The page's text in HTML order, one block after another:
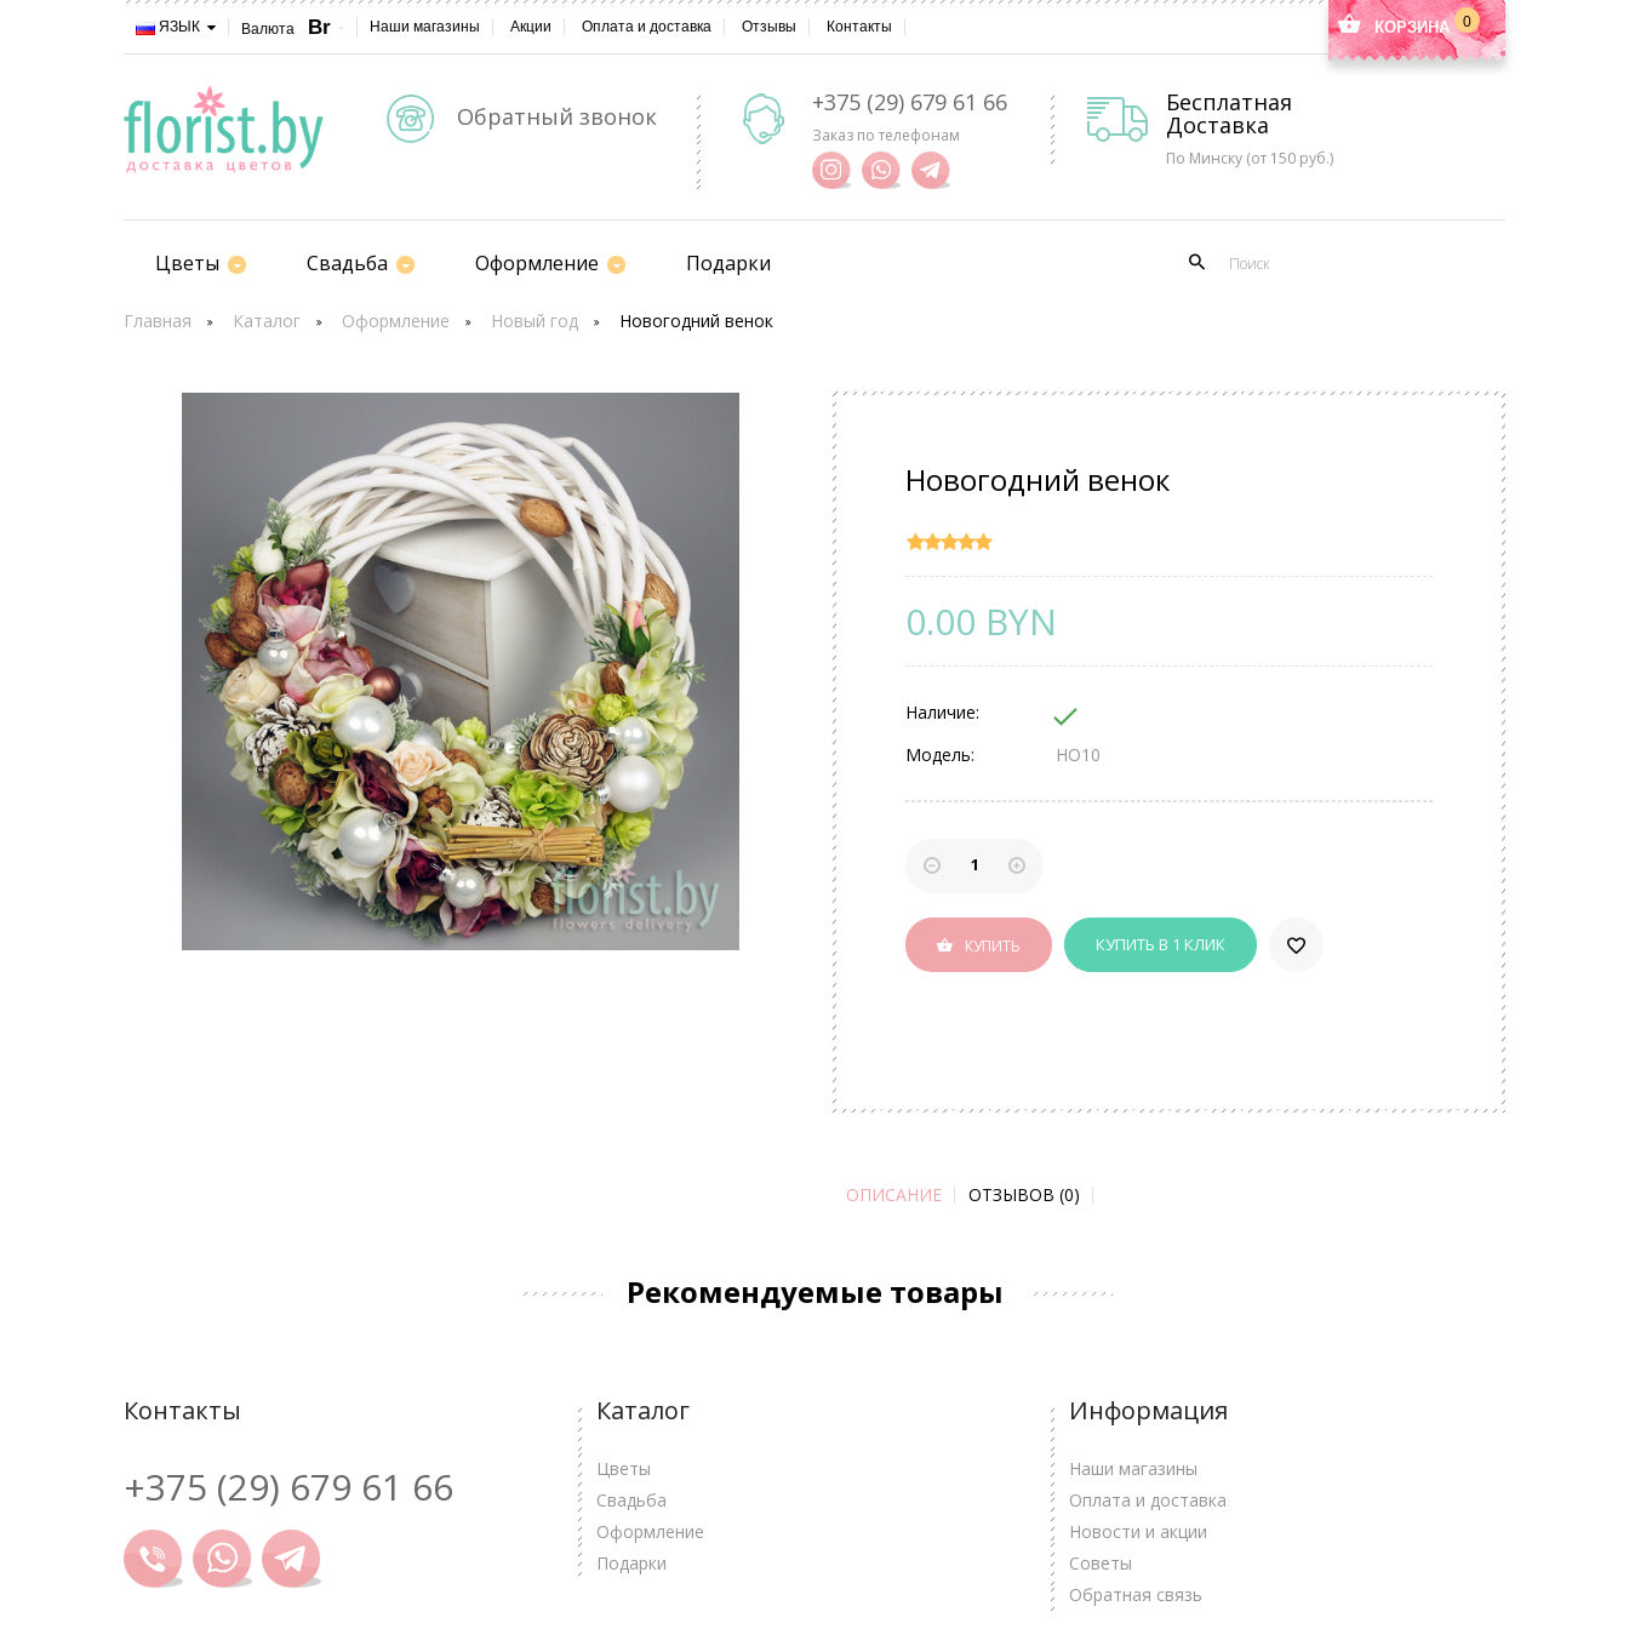
ЯЗЫК Валюта Br Наши магазины Акции Оплата и доставка Отзывы Контакты КОРЗИНА 0
Обратный звонок +375 (29) 679 61 66
Заказ по телефонам
Бесплатная
Доставка
По Минску (от 150 руб.)
Цветы Свадьба Оформление Подарки
Главная Каталог Оформление Новый год Новогодний венок
Новогодний венок
0.00 BYN
Наличие:
Модель:
НО10
КУПИТЬ КУПИТЬ В 1 КЛИК
ОПИСАНИЕ ОТЗЫВОВ (0)
Рекомендуемые товары
Контакты
+375 (29) 679 61 66
Каталог
Цветы
Свадьба
Оформление
Подарки
Информация
Наши магазины
Оплата и доставка
Новости и акции
Советы
Обратная связь